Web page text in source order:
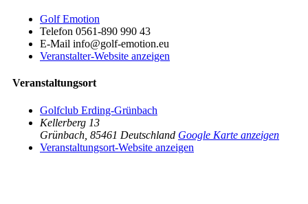
Golf Emotion
Telefon 0561-890 990 43
E-Mail info@golf-emotion.eu
Veranstalter-Website anzeigen
Veranstaltungsort
Golfclub Erding-Grünbach
Kellerberg 13
Grünbach 85461 Deutschland Google Karte anzeigen
Veranstaltungsort-Website anzeigen